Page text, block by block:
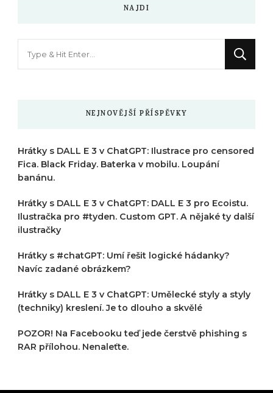
NAJDI
NEJNOVĚJŠÍ PŘÍSPĚVKY
Hrátky s DALL E 3 v ChatGPT: Ilustrace pro censored
Fica. Black Friday. Baterka v mobilu. Loupání
banánu.
Hrátky s DALL E 3 v ChatGPT: DALL E 3 pro Ecoistu.
Ilustračka pro #tyden. Custom GPT. A nějaké ty další
ilustračky
Hrátky s #chatGPT: Umí řešit logické hádanky?
Navíc zadané obrázkem?
Hrátky s DALL E 3 v ChatGPT: Umělecké styly a styly
(techniky) kreslení. Je to dlouho a skvělé
POZOR! Na Facebooku teď jede čerstvě phishing s
RAR přílohou. Nenaleťte.